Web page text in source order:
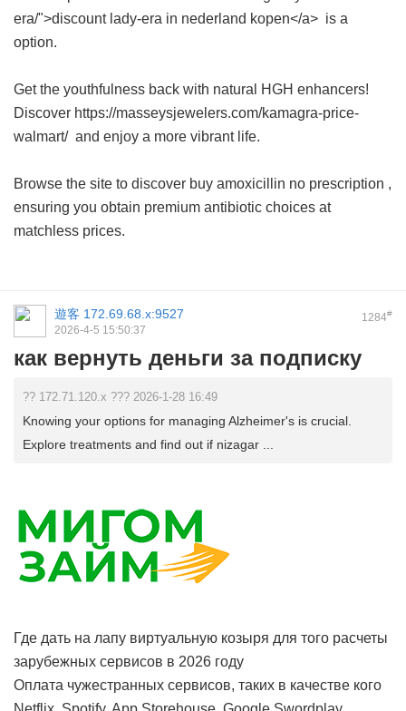
era/">discount lady-era in nederland kopen</a> is a
option.
Get the youthfulness back with natural HGH enhancers!
Discover https://masseysjewelers.com/kamagra-price-
walmart/ and enjoy a more vibrant life.
Browse the site to discover buy amoxicillin no prescription ,
ensuring you obtain premium antibiotic choices at
matchless prices.
1284#
遊客 172.69.68.x:9527
2026-4-5 15:50:37
как вернуть деньги за подписку
?? 172.71.120.x ??? 2026-1-28 16:49
Knowing your options for managing Alzheimer's is crucial.
Explore treatments and find out if nizagar ...
Где дать на лапу виртуальную козыря для того расчеты
зарубежных сервисов в 2026 году
Оплата чужестранных сервисов, таких в качестве кого